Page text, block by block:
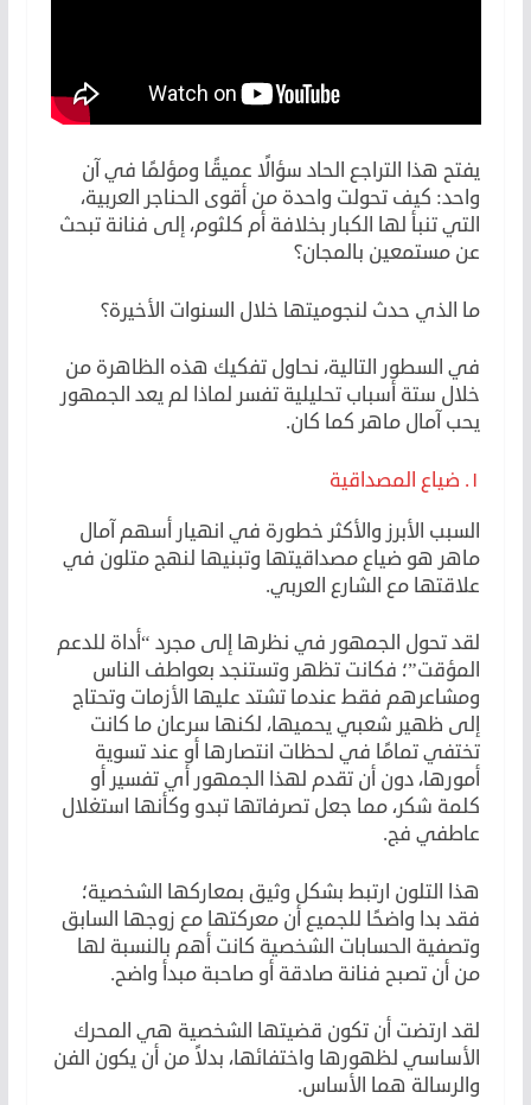
يفتح هذا التراجع الحاد سؤالًا عميقًا ومؤلمًا في آن
واحد: كيف تحولت واحدة من أقوى الحناجر العربية،
التي تنبأ لها الكبار بخلافة أم كلثوم، إلى فنانة تبحث
عن مستمعين بالمجان؟
ما الذي حدث لنجوميتها خلال السنوات الأخيرة؟
في السطور التالية، نحاول تفكيك هذه الظاهرة من
خلال ستة أسباب تحليلية تفسر لماذا لم يعد الجمهور
يحب آمال ماهر كما كان.
١. ضياع المصداقية
السبب الأبرز والأكثر خطورة في انهيار أسهم آمال
ماهر هو ضياع مصداقيتها وتبنيها لنهج متلون في
علاقتها مع الشارع العربي.
لقد تحول الجمهور في نظرها إلى مجرد “أداة للدعم
المؤقت”؛ فكانت تظهر وتستنجد بعواطف الناس
ومشاعرهم فقط عندما تشتد عليها الأزمات وتحتاج
إلى ظهير شعبي يحميها، لكنها سرعان ما كانت
تختفي تمامًا في لحظات انتصارها أو عند تسوية
أمورها، دون أن تقدم لهذا الجمهور أي تفسير أو
كلمة شكر، مما جعل تصرفاتها تبدو وكأنها استغلال
عاطفي فج.
هذا التلون ارتبط بشكل وثيق بمعاركها الشخصية؛
فقد بدا واضحًا للجميع أن معركتها مع زوجها السابق
وتصفية الحسابات الشخصية كانت أهم بالنسبة لها
من أن تصبح فنانة صادقة أو صاحبة مبدأ واضح.
لقد ارتضت أن تكون قضيتها الشخصية هي المحرك
الأساسي لظهورها واختفائها، بدلاً من أن يكون الفن
والرسالة هما الأساس.